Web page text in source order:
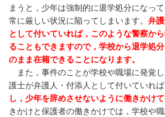
まうと，少年は強制的に退学処分になっ
常に厳しい状況に陥ってしまいます。 弁
として付いていれば，このような警察か
ることもできますので，学校から退学処
のまま在籍できることになります。
また，事件のことが学校や職場に発覚
護士が弁護人・付添人として付いていれば
し，少年を辞めさせないように働きかけて
きかけと保護者の働きかけでは，学校や